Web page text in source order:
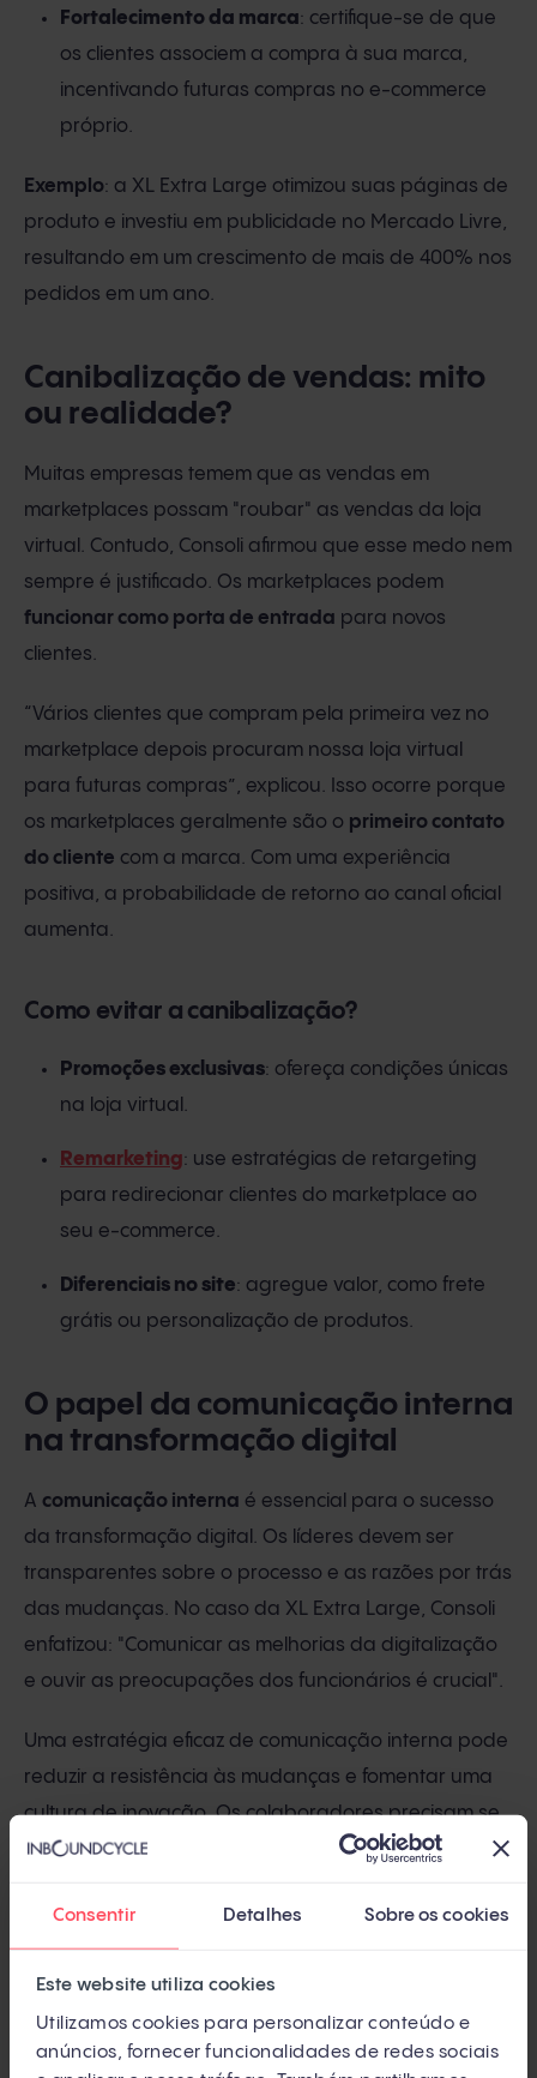
Consentir Detalhes Sobre os cookies
Este website utiliza cookies
Utilizamos cookies para personalizar conteúdo e
anúncios, fornecer funcionalidades de redes sociais
Fortalecimento da marca: certifique-se de que
os clientes associem a compra à sua marca,
incentivando futuras compras no e-commerce
próprio.
Exemplo: a XL Extra Large otimizou suas páginas de
produto e investiu em publicidade no Mercado Livre,
resultando em um crescimento de mais de 400% nos
pedidos em um ano.
Canibalização de vendas: mito
ou realidade?
Muitas empresas temem que as vendas em
marketplaces possam "roubar" as vendas da loja
virtual. Contudo, Consoli afirmou que esse medo nem
sempre é justificado. Os marketplaces podem
funcionar como porta de entrada para novos
clientes.
“Vários clientes que compram pela primeira vez no
marketplace depois procuram nossa loja virtual
para futuras compras”, explicou. Isso ocorre porque
os marketplaces geralmente são o primeiro contato
do cliente com a marca. Com uma experiência
positiva, a probabilidade de retorno ao canal oficial
aumenta.
Como evitar a canibalização?
Promoções exclusivas: ofereça condições únicas
na loja virtual.
Remarketing: use estratégias de retargeting
para redirecionar clientes do marketplace ao
seu e-commerce.
Diferenciais no site: agregue valor, como frete
grátis ou personalização de produtos.
O papel da comunicação interna
na transformação digital
A comunicação interna é essencial para o sucesso
da transformação digital. Os líderes devem ser
transparentes sobre o processo e as razões por trás
das mudanças. No caso da XL Extra Large, Consoli
enfatizou: "Comunicar as melhorias da digitalização
e ouvir as preocupações dos funcionários é crucial".
Uma estratégia eficaz de comunicação interna pode
reduzir a resistência às mudanças e fomentar uma
cultura de inovação. Os colaboradores precisam se
sentir valorizados e engajados no processo de
Para uma comunicação interna eficaz:
estão sendo feitas e seus benefícios.